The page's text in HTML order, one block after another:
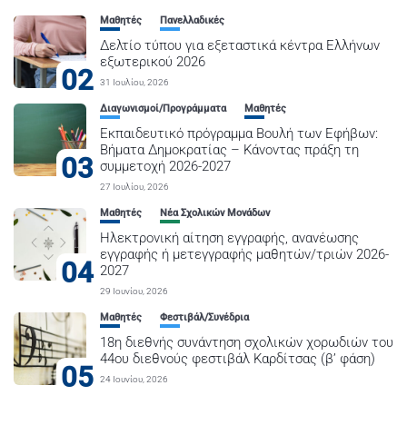
02
Μαθητές Πανελλαδικές
Δελτίο τύπου για εξεταστικά κέντρα Ελλήνων
εξωτερικού 2026
31 Ιουλίου, 2026
03
Διαγωνισμοί/Προγράμματα Μαθητές
Εκπαιδευτικό πρόγραμμα Βουλή των Εφήβων:
Βήματα Δημοκρατίας – Κάνοντας πράξη τη
συμμετοχή 2026-2027
27 Ιουλίου, 2026
04
Μαθητές Νέα Σχολικών Μονάδων
Ηλεκτρονική αίτηση εγγραφής, ανανέωσης
εγγραφής ή μετεγγραφής μαθητών/τριών 2026-
2027
29 Ιουνίου, 2026
05
Μαθητές Φεστιβάλ/Συνέδρια
18η διεθνής συνάντηση σχολικών χορωδιών του
44ου διεθνούς φεστιβάλ Καρδίτσας (β’ φάση)
24 Ιουνίου, 2026